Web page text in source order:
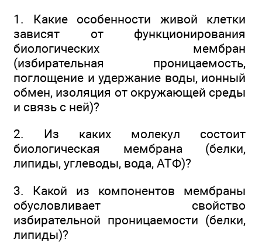
1. Какие особенности живой клетки
зависят от функционирования
биологических мембран
(избирательная проницаемость,
поглощение и удержание воды, ионный
обмен, изоляция от окружающей среды
и связь с ней)?
2. Из каких молекул состоит
биологическая мембрана (белки,
липиды, углеводы, вода, АТФ)?
3. Какой из компонентов мембраны
обусловливает свойство
избирательной проницаемости (белки,
липиды)?